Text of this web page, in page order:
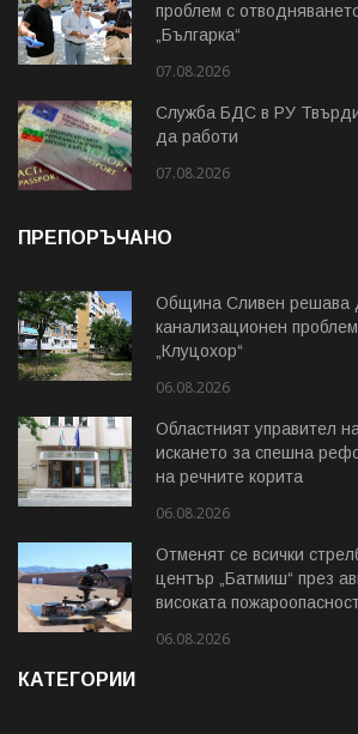
проблем с
„Българка“
07.08.2026
Служба БДС в РУ
да работи
07.08.2026
ПРЕПОРЪЧАНО
Община Сливен решава
канализационен
„Клуцохор“
06.08.2026
Областният управител
искането за спешна
на речните корита
06.08.2026
Отменят се всички
център „Батмиш“ през
високата
06.08.2026
КАТЕГОРИИ